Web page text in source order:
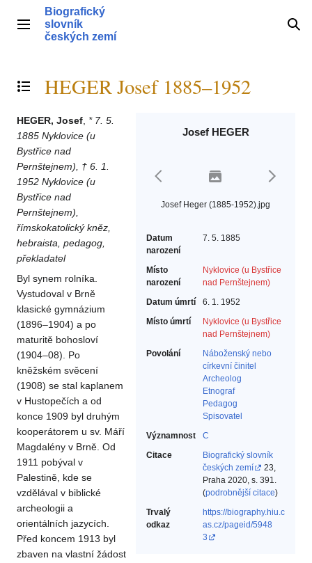
obsahHlavní menu
Biografický
slovník
českých zemí
Přepnout obsah
HEGER Josef 1885–1952
Josef HEGER
Josef Heger (1885-1952).jpg
Datum
narození
7. 5. 1885
Místo
narození
Nyklovice (u Bystřice
nad Pernštejnem)
Datum úmrtí
6. 1. 1952
Místo úmrtí
Nyklovice (u Bystřice
nad Pernštejnem)
Povolání
Náboženský nebo
církevní činitel‎
Archeolog‎
Etnograf‎
Pedagog‎
Spisovatel‎
Významnost
C
Citace
Biografický slovník
českých zemí
23,
Praha 2020, s. 391.
(podrobnější citace)
Trvalý
odkaz
https://biography.hiu.c
as.cz/pageid/5948
3
HEGER, Josef * 7. 5.
1885 Nyklovice (u
Bystřice nad
Pernštejnem), † 6. 1.
1952 Nyklovice (u
Bystřice nad
Pernštejnem),
římskokatolický kněz,
hebraista, pedagog,
překladatel
Byl synem rolníka.
Vystudoval v Brně
klasické gymnázium
(1896–1904) a po
maturitě bohosloví
(1904–08). Po
kněžském svěcení
(1908) se stal kaplanem
v Hustopečích a od
konce 1909 byl druhým
kooperátorem u sv. Máří
Magdalény v Brně. Od
1911 pobýval v
Palestině, kde se
vzdělával v biblické
archeologii a
orientálních jazycích.
Před koncem 1913 byl
zbaven na vlastní žádost